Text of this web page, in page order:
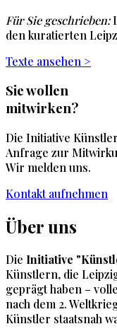
Für Sie geschrieben:
den kuratierten
Texte ansehen >
Sie wollen
mitwirken?
Die Initiative
Anfrage zur
Wir melden uns.
Kontakt aufnehmen
Überuns
Die Initiative
Künstlern, die
geprägt haben –
nach dem 2.
Künstler staatsnah